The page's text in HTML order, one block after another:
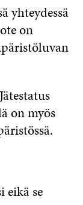
yhteydessä
on
on myös
eikä se